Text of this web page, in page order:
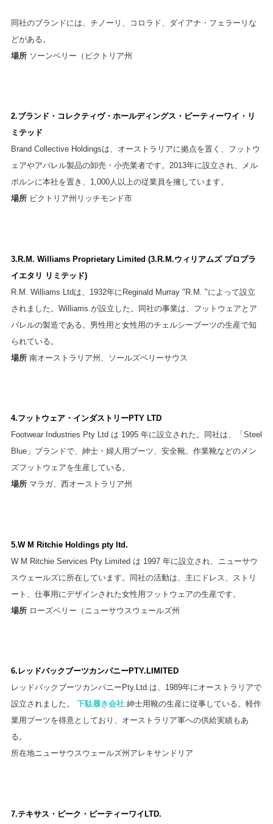
同社のブランドには、チノーリ、コロラド、ダイアナ・フェラーリな
どがある。
場所 ソーンベリー（ビクトリア州
2.ブランド・コレクティヴ・ホールディングス・ピーティーワイ・リ
ミテッド
Brand Collective Holdingsは、オーストラリアに拠点を置く、フットウ
ェアやアパレル製品の卸売・小売業者です。2013年に設立され、メル
ボルンに本社を置き、1,000人以上の従業員を擁しています。
場所 ビクトリア州リッチモンド市
3.R.M. Williams Proprietary Limited (3.R.M.ウィリアムズ プロプラ
イエタリ リミテッド)
R.M. Williams Ltdは、1932年にReginald Murray "R.M. "によって設立
されました。Williams.が設立した。同社の事業は、フットウェアとア
パレルの製造である。男性用と女性用のチェルシーブーツの生産で知
られている。
場所 南オーストラリア州、ソールズベリーサウス
4.フットウェア・インダストリーPTY LTD
Footwear Industries Pty Ltd は 1995 年に設立された。同社は、「Steel
Blue」ブランドで、紳士・婦人用ブーツ、安全靴、作業靴などのメン
ズフットウェアを生産している。
場所 マラガ、西オーストラリア州
5.W M Ritchie Holdings pty ltd.
W M Ritchie Services Pty Limited は 1997 年に設立され、ニューサウ
スウェールズに所在しています。同社の活動は、主にドレス、ストリ
ート、仕事用にデザインされた女性用フットウェアの生産です。
場所 ローズベリー（ニューサウスウェールズ州
6.レッドバックブーツカンパニーPTY.LIMITED
レッドバックブーツカンパニーPty.Ltd.は、1989年にオーストラリアで
設立されました。
下駄履き会社.紳士用靴の生産に従事している。軽作
業用ブーツを得意としており、オーストラリア軍への供給実績もあ
る。
所在地ニューサウスウェールズ州アレキサンドリア
7.テキサス・ピーク・ピーティーワイLTD.